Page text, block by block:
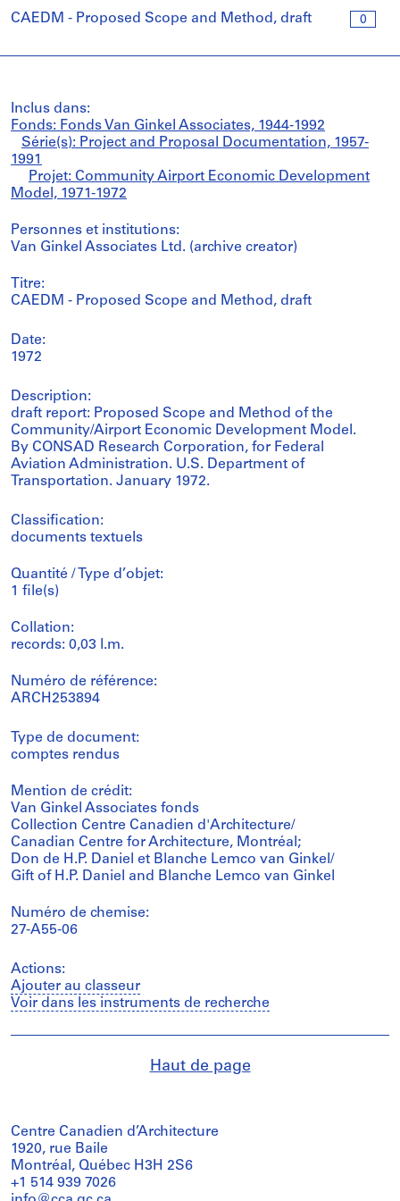
0
CAEDM - Proposed Scope and Method, draft
Inclus dans:
Fonds: Fonds Van Ginkel Associates, 1944-1992
Série(s): Project and Proposal Documentation, 1957-
1991
Projet: Community Airport Economic Development
Model, 1971-1972
Personnes et institutions:
Van Ginkel Associates Ltd. (archive creator)
Titre:
CAEDM - Proposed Scope and Method, draft
Date:
1972
Description:
draft report: Proposed Scope and Method of the
Community/Airport Economic Development Model.
By CONSAD Research Corporation, for Federal
Aviation Administration. U.S. Department of
Transportation. January 1972.
Classification:
documents textuels
Quantité / Type d’objet:
1 file(s)
Collation:
records: 0,03 l.m.
Numéro de référence:
ARCH253894
Type de document:
comptes rendus
Mention de crédit:
Van Ginkel Associates fonds
Collection Centre Canadien d'Architecture/
Canadian Centre for Architecture, Montréal;
Don de H.P. Daniel et Blanche Lemco van Ginkel/
Gift of H.P. Daniel and Blanche Lemco van Ginkel
Numéro de chemise:
27-A55-06
Actions:
Ajouter au classeur
Voir dans les instruments de recherche
Haut de page
Centre Canadien d’Architecture
1920, rue Baile
Montréal, Québec H3H 2S6
+1 514 939 7026